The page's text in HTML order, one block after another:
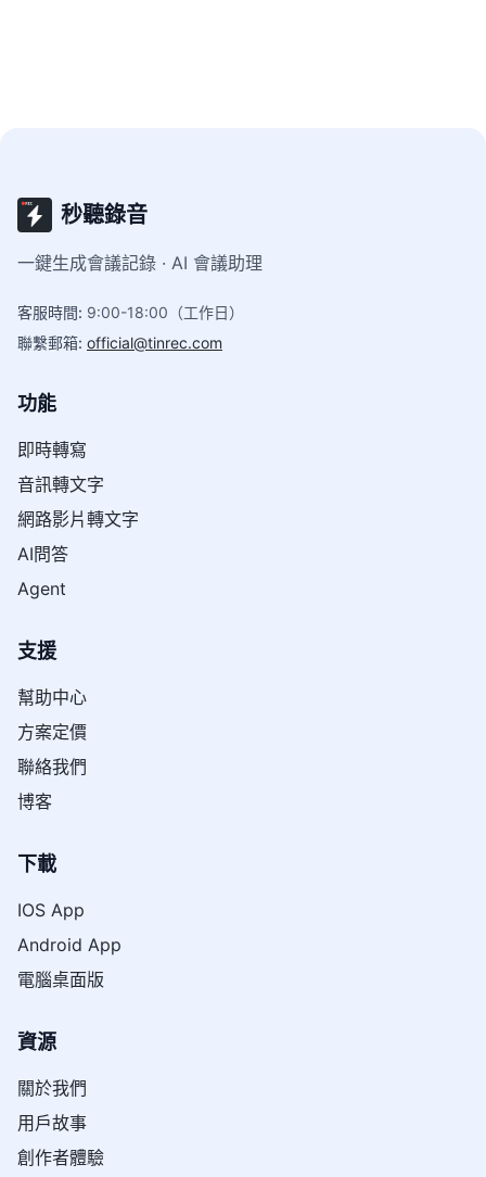
秒聽錄音
一鍵生成會議記錄 · AI 會議助理
客服時間: 9:00-18:00（工作日）
聯繫郵箱: official@tinrec.com
功能
即時轉寫
音訊轉文字
網路影片轉文字
AI問答
Agent
支援
幫助中心
方案定價
聯絡我們
博客
下載
IOS App
Android App
電腦桌面版
資源
關於我們
用戶故事
創作者體驗